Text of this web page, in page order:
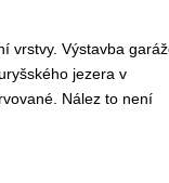
vrstvy. Výstavba
jezera v
Nález to není